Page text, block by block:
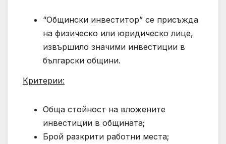
“Общински инвеститор” се присъжда
на физическо или юридическо лице,
извършило значими инвестиции в
български общини.
Критерии:
Обща стойност на вложените
инвестиции в общината;
Брой разкрити работни места;